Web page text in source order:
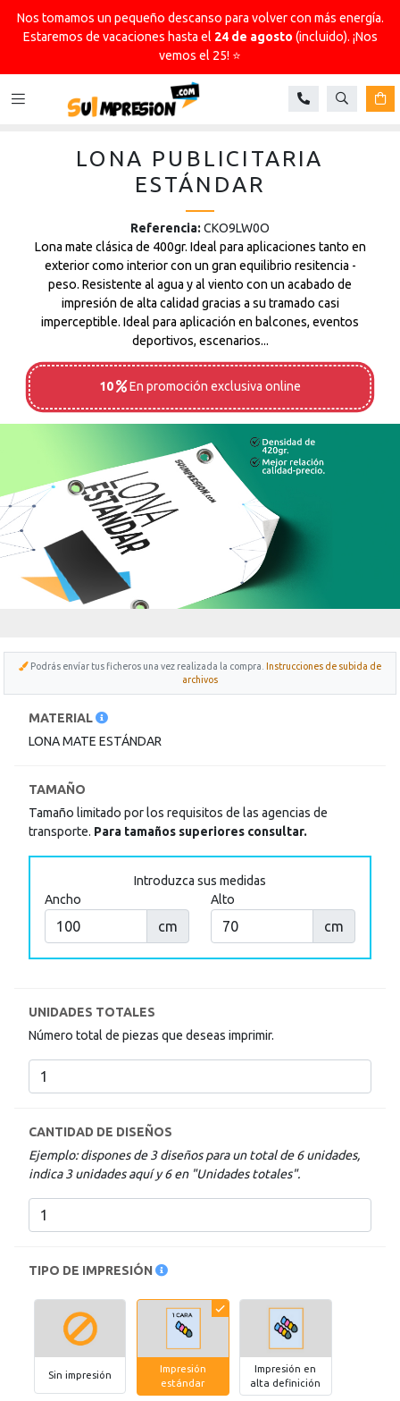
Nos tomamos un pequeño descanso para volver con más energía.
Estaremos de vacaciones hasta el 24 de agosto(incluido). ¡Nos
vemos el 25! ⭐
Buscar
LONA PUBLICITARIA
ESTÁNDAR
Referencia:CKO9LW0O
Lona mate clásica de 400gr. Ideal para aplicaciones tanto en
exterior como interior con un gran equilibrio resitencia -
peso. Resistente al agua y al viento con un acabado de
impresión de alta calidad gracias a su tramado casi
imperceptible. Ideal para aplicación en balcones, eventos
deportivos, escenarios...
10 En promoción exclusiva online
Podrás envíar tus ficheros una vez realizada la compra. Instrucciones de subida de
archivos
saber
sobre
característica
haga
click
sobre
También
mostrar
toda
MATERIAL
LONA MATE ESTÁNDAR
TAMAÑO
Tamaño limitado por los requisitos de las agencias de
transporte. Para tamaños superiores consultar.
Introduzca sus medidas
Ancho
cm
Alto
cm
UNIDADES TOTALES
Número total de piezas que deseas imprimir.
CANTIDAD DE DISEÑOS
Ejemplo: dispones de 3 diseños para un total de 6 unidades,
indica 3 unidades aquí y 6 en "Unidades totales".
TIPO DE IMPRESIÓN
Sin impresión
Impresión
estándar
Impresión en
alta definición